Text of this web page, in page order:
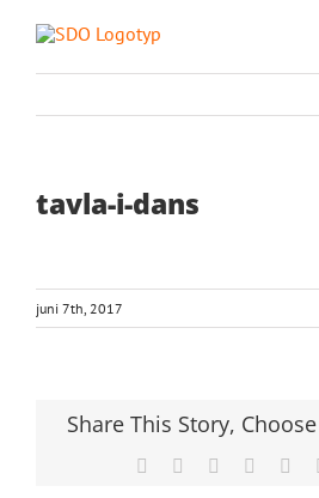
tavla-i-dans
juni 7th, 2017
Share This Story,
Facebook Reddit